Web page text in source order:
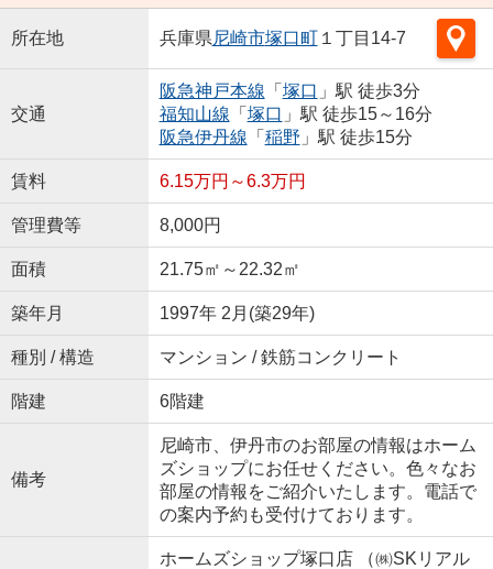
所在地 兵庫県尼崎市塚口町１丁目14-7
交通
阪急神戸本線 「 塚口 」駅 徒歩3分
福知山線 「 塚口 」駅 徒歩15～16分
阪急伊丹線 「 稲野 」駅 徒歩15分
賃料 6.15万円～6.3万円
管理費等 8,000円
面積 21.75㎡～22.32㎡
築年月 1997年 2月(築29年)
種別 / 構造 マンション / 鉄筋コンクリート
階建 6階建
備考
尼崎市、伊丹市のお部屋の情報はホーム
ズショップにお任せください。色々なお
部屋の情報をご紹介いたします。電話で
の案内予約も受付けております。
ホームズショップ塚口店 （㈱SKリアル